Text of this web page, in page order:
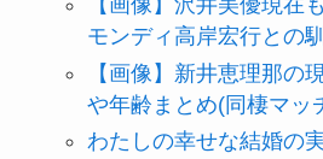
【画像】沢井美優現在
モンディ高岸宏行との
【画像】新井恵理那の
や年齢まとめ(同棲マッ
わたしの幸せな結婚の